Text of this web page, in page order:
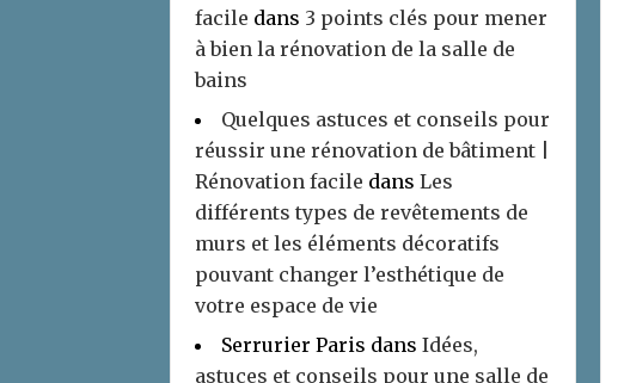
facile dans 3 points clés pour mener
à bien la rénovation de la salle de
bains
Quelques astuces et conseils pour
réussir une rénovation de bâtiment |
Rénovation facile dans Les
différents types de revêtements de
murs et les éléments décoratifs
pouvant changer l’esthétique de
votre espace de vie
Serrurier Paris dans Idées,
astuces et conseils pour une salle de